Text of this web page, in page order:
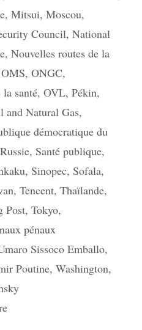
, Mitsui, Moscou,
Council, National
, Nouvelles routes de la
OMS, ONGC,
santé, OVL, Pékin,
and Natural Gas,
démocratique du
Russie, Santé publique,
, Sinopec, Sofala,
, Tencent, Thaïlande,
Post, Tokyo,
pénaux
Sissoco Emballo,
Poutine, Washington,